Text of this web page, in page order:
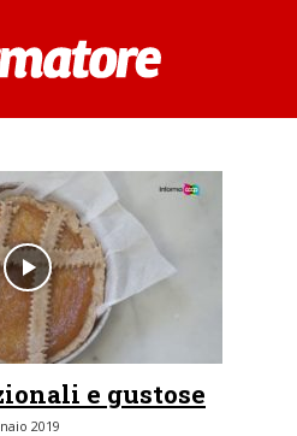
e gustose
2019